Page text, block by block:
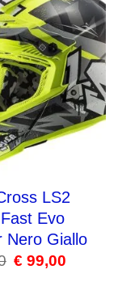
LS2
Evo
Nero Giallo
Il
prezzo
€ 99,00